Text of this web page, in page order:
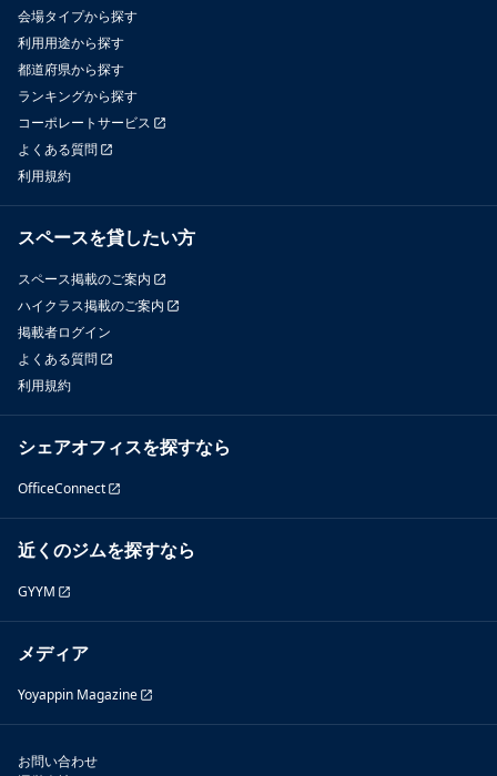
会場タイプから探す
利用用途から探す
都道府県から探す
ランキングから探す
コーポレートサービス
よくある質問
利用規約
スペースを貸したい方
スペース掲載のご案内
ハイクラス掲載のご案内
掲載者ログイン
よくある質問
利用規約
シェアオフィスを探すなら
OfficeConnect
近くのジムを探すなら
GYYM
メディア
Yoyappin Magazine
お問い合わせ